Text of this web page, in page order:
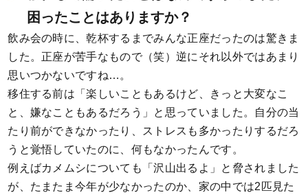
困ったことはありますか？
飲み会の時に、乾杯するまでみんな正座だったのは驚きま
した。正座が苦手なもので（笑）逆にそれ以外ではあまり
思いつかないですね…。
移住する前は「楽しいこともあるけど、きっと大変なこ
と、嫌なこともあるだろう」と思っていました。自分の当
たり前ができなかったり、ストレスも多かったりするだろ
うと覚悟していたのに、何もなかったんです。
例えばカメムシについても「沢山出るよ」と脅されました
が、たまたま今年が少なかったのか、家の中では2匹見た